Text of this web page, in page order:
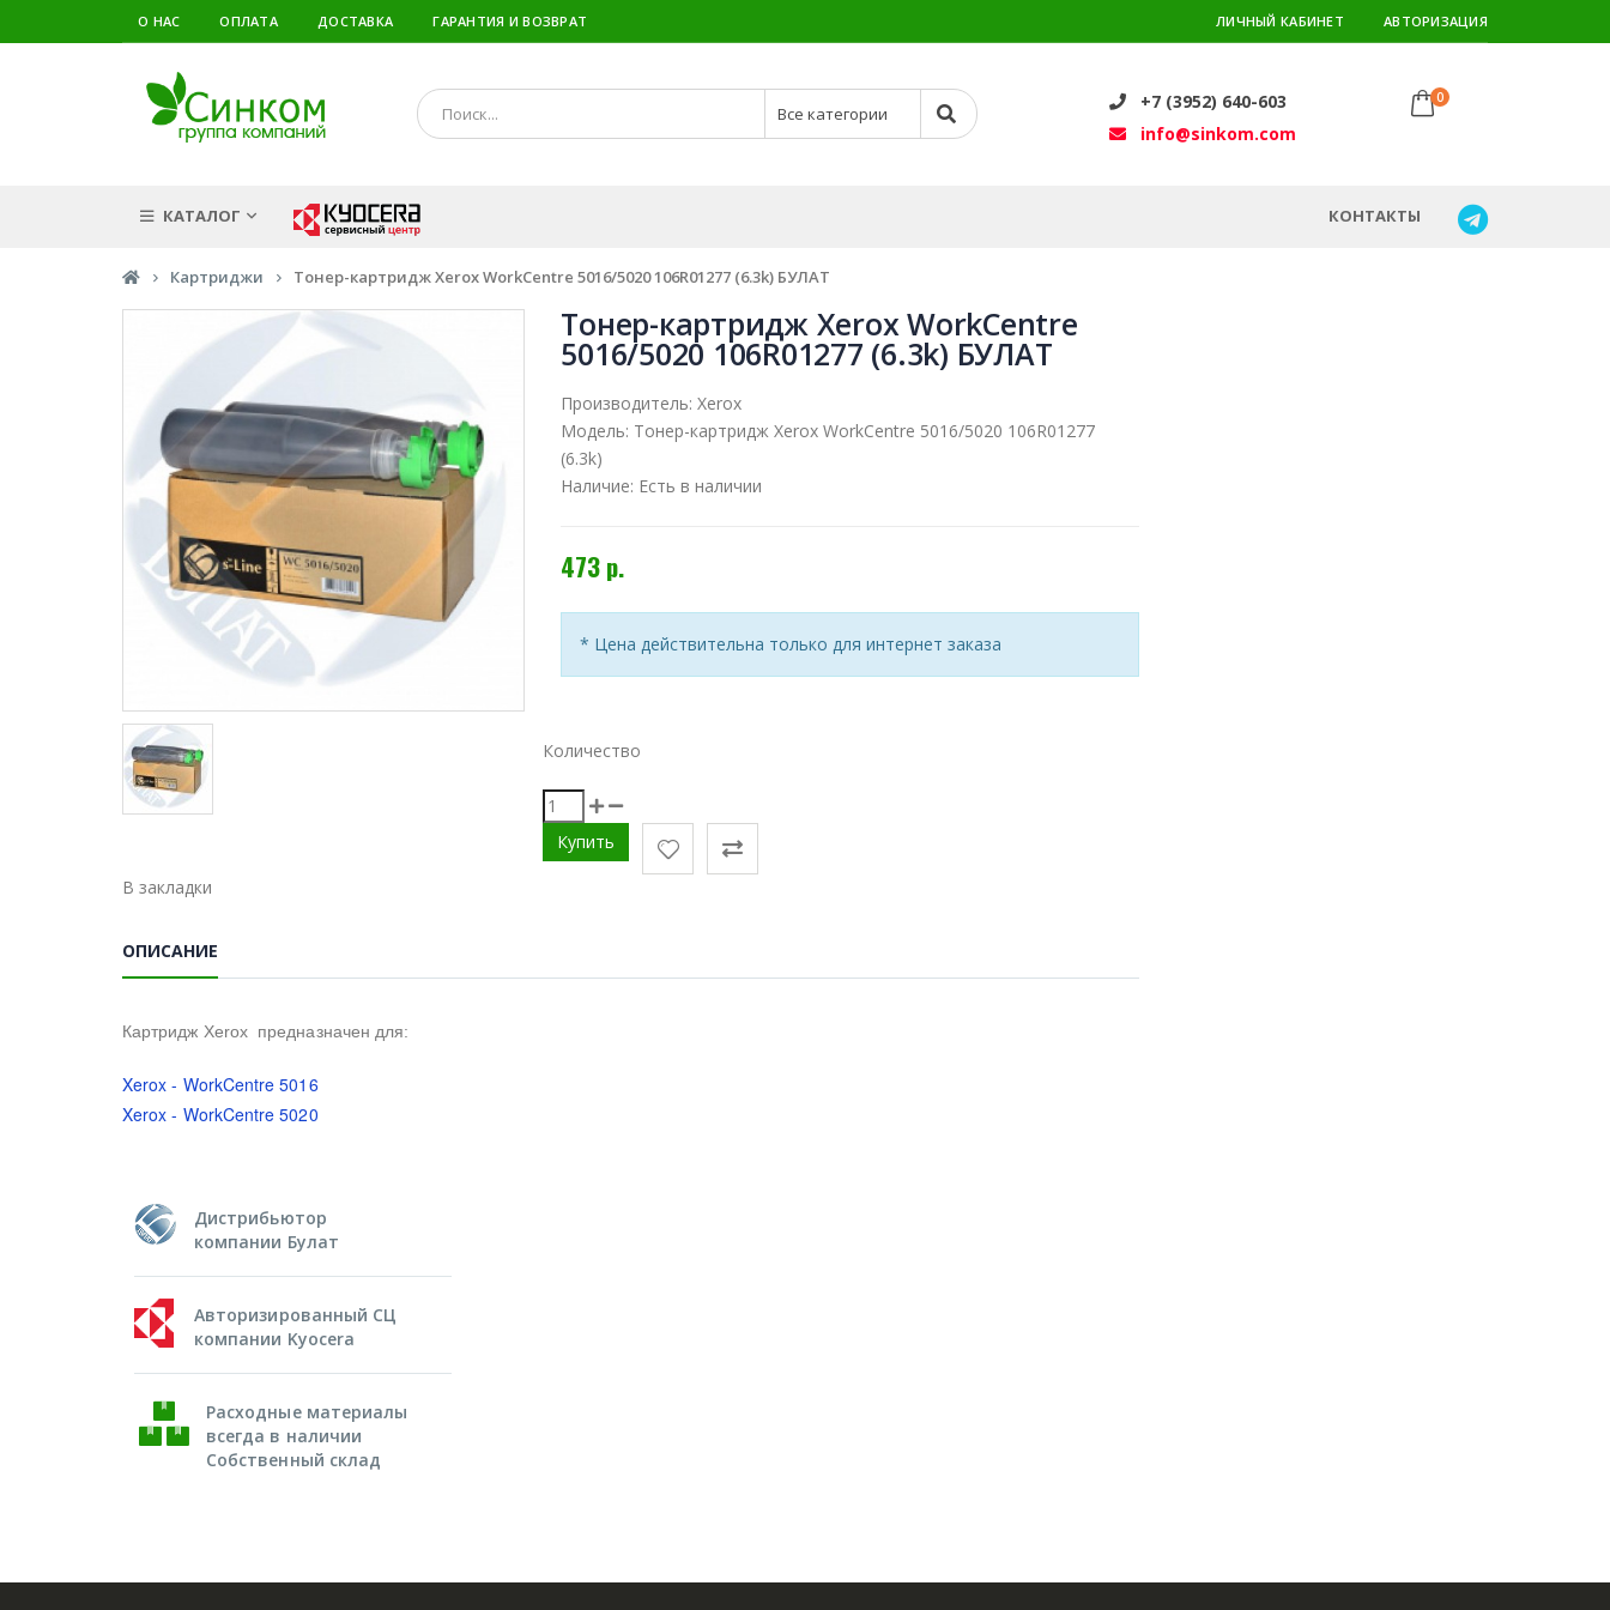
О НАС ОПЛАТА ДОСТАВКА ГАРАНТИЯ И ВОЗВРАТ ЛИЧНЫЙ КАБИНЕТ АВТОРИЗАЦИЯ
+7 (3952) 640-603
info@sinkom.com
0
КАТАЛОГ КОНТАКТЫ
Картриджи Тонер-картридж Xerox WorkCentre 5016/5020 106R01277 (6.3k) БУЛАТ
Тонер-картридж Xerox WorkCentre
5016/5020 106R01277 (6.3k) БУЛАТ
Производитель: Xerox
Модель: Тонер-картридж Xerox WorkCentre 5016/5020 106R01277
(6.3k)
Наличие: Есть в наличии
473 р.
* Цена действительна только для интернет заказа
Количество
В закладки
ОПИСАНИЕ
Картридж Xerox предназначен для:
Xerox - WorkCentre 5016
Xerox - WorkCentre 5020
Дистрибьютор
компании Булат
Авторизированный СЦ
компании Kyocera
Расходные материалы
всегда в наличии
Собственный склад